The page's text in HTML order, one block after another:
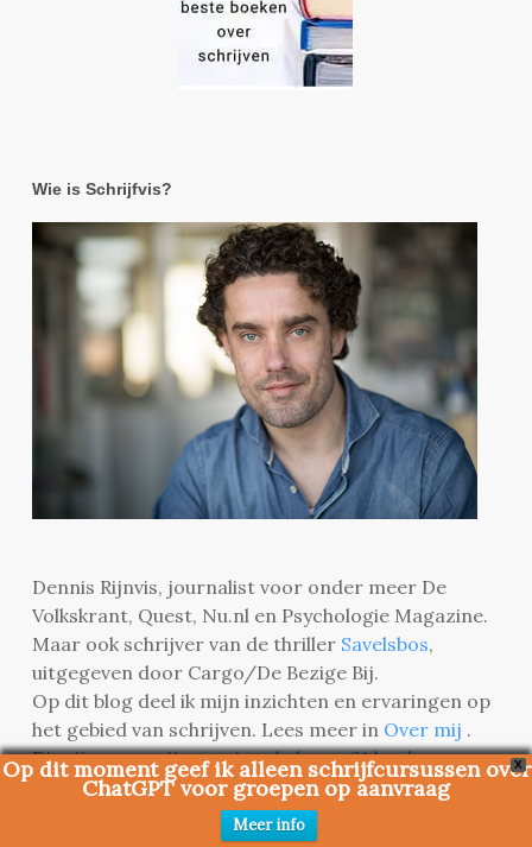
Wie is Schrijfvis?
Dennis Rijnvis, journalist voor onder meer De
Volkskrant, Quest, Nu.nl en Psychologie Magazine.
Maar ook schrijver van de thriller Savelsbos,
uitgegeven door Cargo/De Bezige Bij.
Op dit blog deel ik mijn inzichten en ervaringen op
het gebied van schrijven. Lees meer in Over mij .
Dit zijn naar mijn meningde beste 21 boeken over
schrijven.
X
Op dit moment geef ik alleen schrijfcursussen over
ChatGPT voor groepen op aanvraag
Meer info